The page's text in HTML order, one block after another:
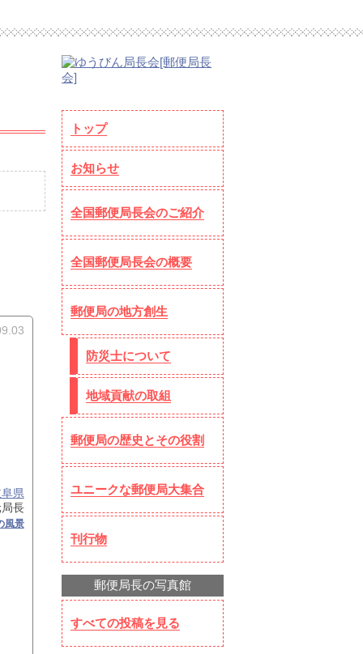
トップ
お知らせ
全国郵便局長会のご紹介
全国郵便局長会の概要
郵便局の地方創生
防災士について
地域貢献の取組
郵便局の歴史とその役割
ユニークな郵便局大集合
刊行物
郵便局長の写真館
すべての投稿を見る
県
長
風景